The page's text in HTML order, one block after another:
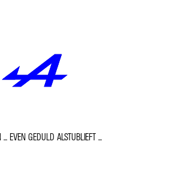
EVEN GEDULD ALSTUBLIEFT ...